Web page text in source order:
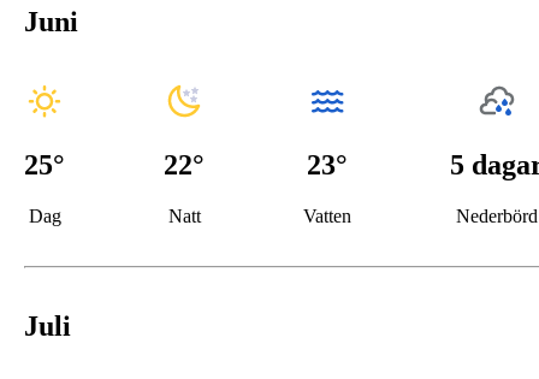
Juni
25°
Dag
22°
Natt
23°
Vatten
5
Nederbörd
Juli